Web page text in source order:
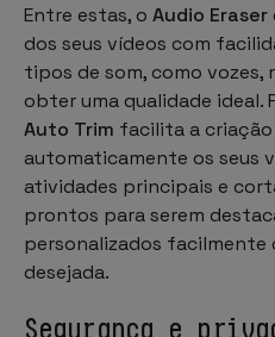
Entre estas, o Audio Eraser
dos seus vídeos com
tipos de som, como vozes,
obter uma qualidade ideal.
Auto Trim facilita a
automaticamente os seus
atividades principais e
prontos para serem
personalizados facilmente
desejada.
Segurança e